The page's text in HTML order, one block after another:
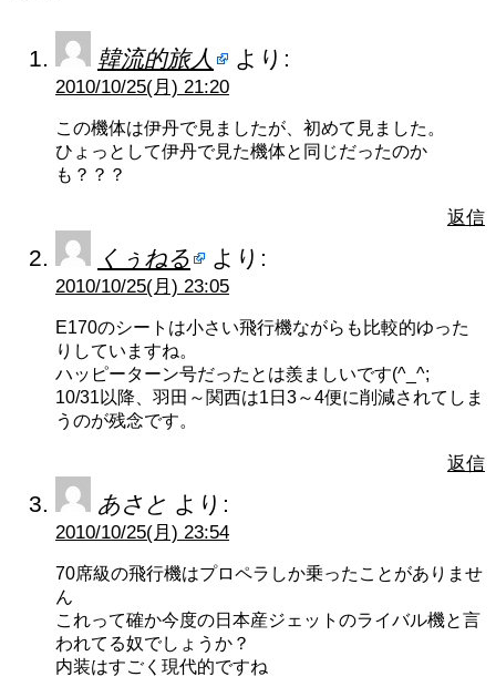
韓流的旅人 より:
2010/10/25(月) 21:20
この機体は伊丹で見ましたが、初めて見ました。
ひょっとして伊丹で見た機体と同じだったのか
も？？？
返信
くぅねる より:
2010/10/25(月) 23:05
E170のシートは小さい飛行機ながらも比較的ゆった
りしていますね。
ハッピーターン号だったとは羨ましいです(^_^;
10/31以降、羽田～関西は1日3～4便に削減されてしま
うのが残念です。
返信
あさと より:
2010/10/25(月) 23:54
70席級の飛行機はプロペラしか乗ったことがありませ
ん
これって確か今度の日本産ジェットのライバル機と言
われてる奴でしょうか？
内装はすごく現代的ですね